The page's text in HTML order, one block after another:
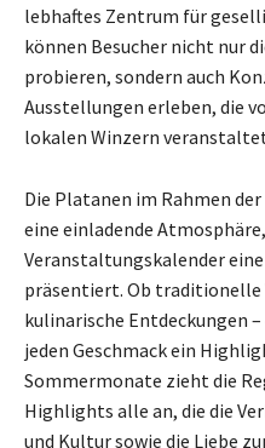
lebhaftes Zentrum für
können Besucher nicht nur
probieren, sondern auch
Ausstellungen erleben, die
lokalen Winzern
Die Platanen im Rahmen
eine einladende
Veranstaltungskalender
präsentiert. Ob traditionelle
kulinarische Entdeckungen
jeden Geschmack ein
Sommermonate zieht die
Highlights alle an, die die
und Kultur sowie die Liebe